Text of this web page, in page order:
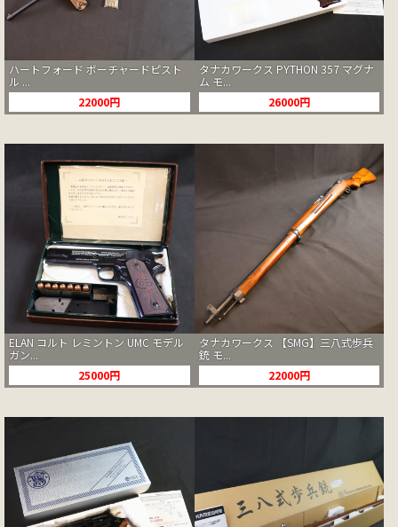
ハートフォード ボーチャードピスト
ル ...
22000円
タナカワークス PYTHON 357 マグナ
ム モ...
26000円
ELAN コルト レミントン UMC モデル
ガン...
25000円
タナカワークス 【SMG】三八式歩兵
銃 モ...
22000円